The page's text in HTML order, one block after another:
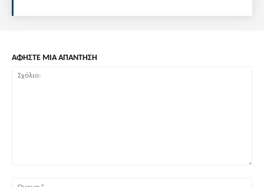
ΑΦΗΣΤΕ ΜΙΑ ΑΠΑΝΤΗΣΗ